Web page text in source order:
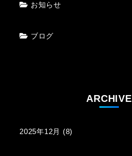
お知らせ
ブログ
ARCHIVE
2025年12月 (8)